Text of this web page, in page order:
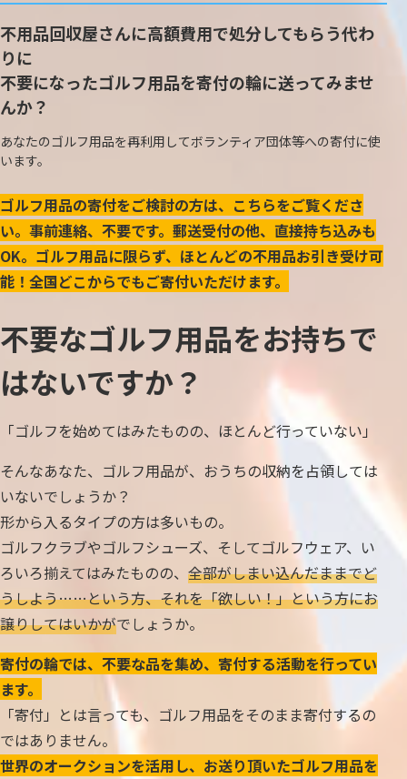
不用品回収屋さんに高額費用で処分してもらう代わ
りに
不要になったゴルフ用品を寄付の輪に送ってみませ
んか？
あなたのゴルフ用品を再利用してボランティア団体等への寄付に使
います。
ゴルフ用品の寄付をご検討の方は、こちらをご覧くださ
い。事前連絡、不要です。郵送受付の他、直接持ち込みも
OK。ゴルフ用品に限らず、ほとんどの不用品お引き受け可
能！全国どこからでもご寄付いただけます。
不要なゴルフ用品をお持ちで
はないですか？
「ゴルフを始めてはみたものの、ほとんど行っていない」
そんなあなた、ゴルフ用品が、おうちの収納を占領しては
いないでしょうか？
形から入るタイプの方は多いもの。
ゴルフクラブやゴルフシューズ、そしてゴルフウェア、い
ろいろ揃えてはみたものの、 全部がしまい込んだままでど
うしよう……という方、それを「欲しい！」という方にお
譲りしてはいかがでしょうか。
寄付の輪では、不要な品を集め、寄付する活動を行ってい
ます。
「寄付」とは言っても、ゴルフ用品をそのまま寄付するの
ではありません。
世界のオークションを活用し、お送り頂いたゴルフ用品を